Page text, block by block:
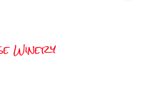
Winery
îți alegi